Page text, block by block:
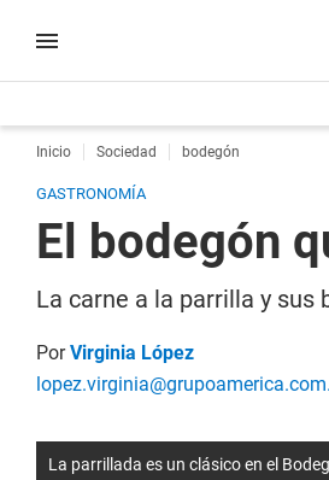
Inicio Sociedad bodegón
GASTRONOMÍA
El bodegón
La carne a la parrilla y sus
PorVirginia López
La parrillada es un clásico en el